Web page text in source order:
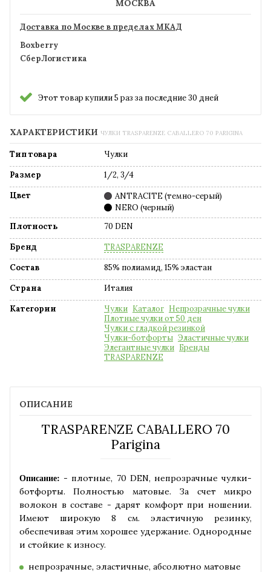
МОСКВА
Доставка по Москве в пределах МКАД
Boxberry
СберЛогистика
Этот товар купили 5 раз за последние 30 дней
ХАРАКТЕРИСТИКИ ЧУЛКИ TRASPARENZE CABALLERO 70 PARIGINA
Тип товара
Чулки
Размер
1/2, 3/4
Цвет
ANTRACITE (темно-серый)
NERO (черный)
Плотность
70 DEN
Бренд
TRASPARENZE
Состав
85% полиамид, 15% эластан
Страна
Италия
Категории
Чулки Каталог Непрозрачные чулки
Плотные чулки от 50 ден
Чулки с гладкой резинкой
Чулки-ботфорты Эластичные чулки
Элегантные чулки Бренды
TRASPARENZE
ОПИСАНИЕ
TRASPARENZE CABALLERO 70
Parigina
Описание: - плотные, 70 DEN, непрозрачные чулки-
ботфорты.Полностью матовые. За счет
микро
волокон в составе -дарят комфорт при ношении.
Имеют
широкую 8 см. эластичную резинку,
обеспечивая этим хорошее удержание. Однородные
и стойкие к износу.
непрозрачные, эластичные, абсолютно матовые